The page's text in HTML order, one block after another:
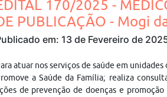
170/2025 -
PUBLICAÇÃO - Mogi
em: 13 de Fevereiro de
atuar nos serviços de saúde em unidades
a Saúde da Família; realiza
de prevenção de doenças e